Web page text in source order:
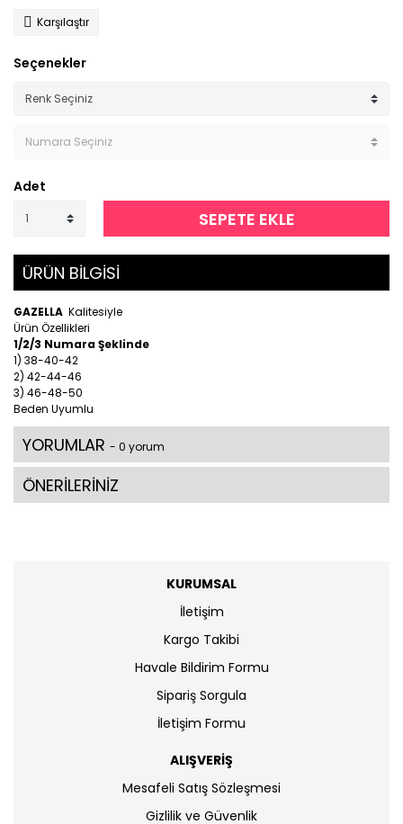
Karşılaştır
Seçenekler
Adet
SEPETE EKLE
ÜRÜN BİLGİSİ
GAZELLA Kalitesiyle
Ürün Özellikleri
1/2/3 Numara Şeklinde
1) 38-40-42
2) 42-44-46
3) 46-48-50
Beden Uyumlu
YORUMLAR - 0 yorum
ÖNERİLERİNİZ
KURUMSAL
İletişim
Kargo Takibi
Havale Bildirim Formu
Sipariş Sorgula
İletişim Formu
ALIŞVERİŞ
Mesafeli Satış Sözleşmesi
Gizlilik ve Güvenlik